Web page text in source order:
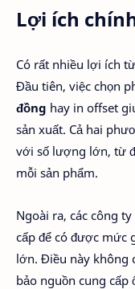
Lợi ích
Có rất nhiều lợi ích
Đầu tiên, việc chọn
đồng hay in offset
sản xuất. Cả hai
với số lượng lớn, từ
mỗi sản phẩm.
Ngoài ra, các công
cấp để có được mức
lớn. Điều này không
bảo nguồn cung cấp